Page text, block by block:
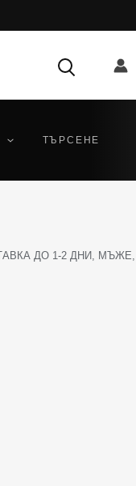
ТЪРСЕНЕ
ДО 1-2 ДНИ, МЪЖЕ,